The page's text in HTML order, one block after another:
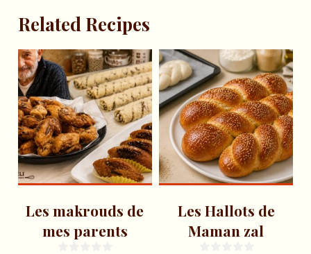
Related Recipes
Les makrouds de
mes parents
Les Hallots de
Maman zal